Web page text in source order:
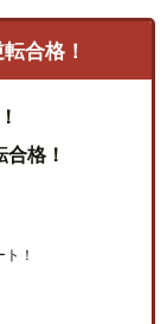
合格！
格！
！